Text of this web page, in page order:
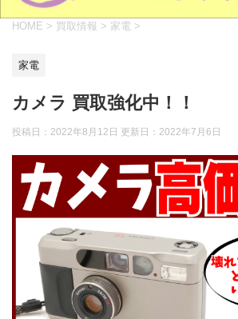
HOME > 買取情報 > 家電 >
家電
カメラ 買取強化中！！
投稿日：2022年8月12日 更新日： 2022年7月6日